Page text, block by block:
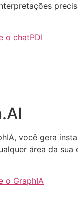
o chatPDI
você gera
área da sua
o GraphIA